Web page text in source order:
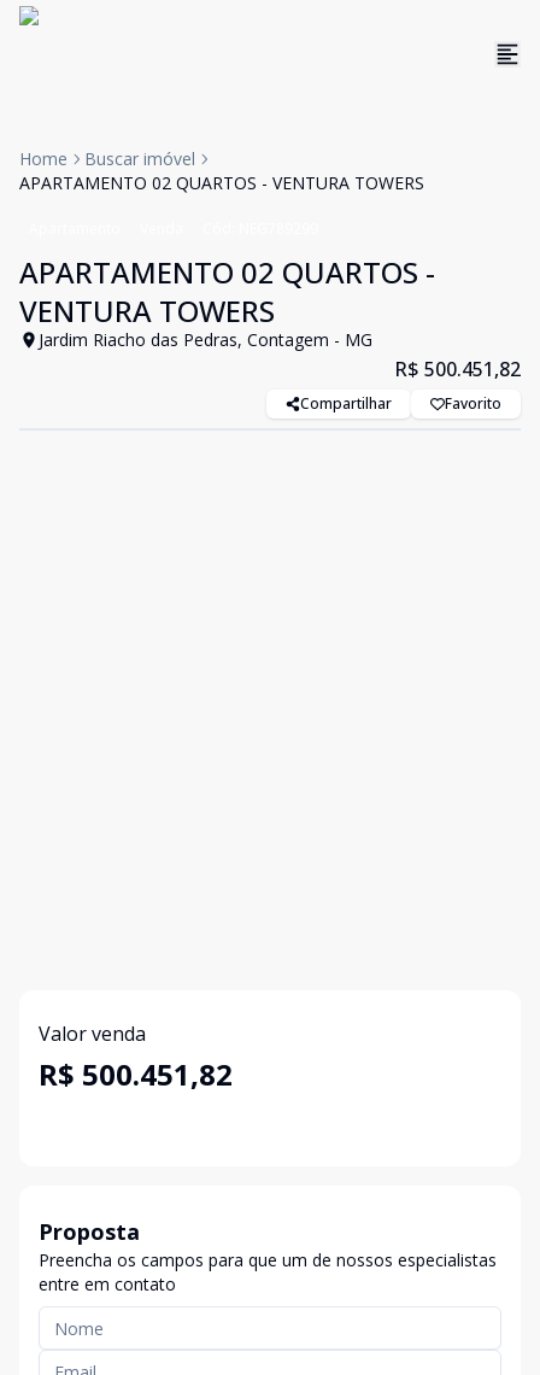
Home
Buscar imóvel
APARTAMENTO 02 QUARTOS - VENTURA TOWERS
APARTAMENTO 02 QUARTOS -
VENTURA TOWERS
Jardim Riacho das Pedras, Contagem - MG
R$ 500.451,82
Compartilhar Favorito
Valor venda
R$ 500.451,82
Proposta
Preencha os campos para que um de nossos especialistas
entre em contato